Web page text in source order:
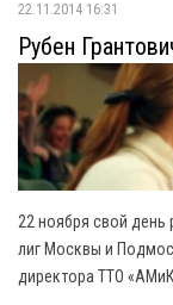
22.11.2014 16:31
Рубен
22 ноября свой день
лиг Москвы и
директора ТТО